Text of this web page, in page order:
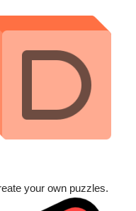
your own puzzles.